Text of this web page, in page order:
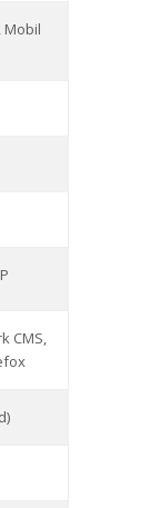
Mobil
CMS,